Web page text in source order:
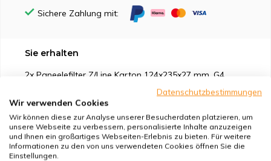
Sichere Zahlung mit:
Sie erhalten
2x Paneelefilter Z/Line Karton 124x235x27 mm. G4
Geeignet für
Datenschutzbestimmungen
Wir verwenden Cookies
Wir können diese zur Analyse unserer Besucherdaten platzieren, um
unsere Webseite zu verbessern, personalisierte Inhalte anzuzeigen
und Ihnen ein großartiges Webseiten-Erlebnis zu bieten. Für weitere
Informationen zu den von uns verwendeten Cookies öffnen Sie die
Einstellungen.